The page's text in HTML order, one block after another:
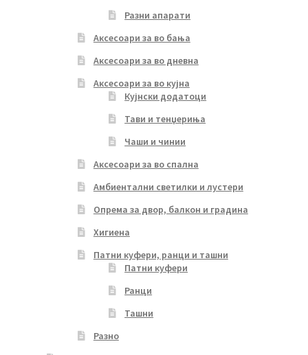
Разни апарати
Аксесоари за во бања
Аксесоари за во дневна
Аксесоари за во кујна
Кујнски додатоци
Тави и тенџериња
Чаши и чинии
Аксесоари за во спална
Амбиентални светилки и лустери
Опрема за двор, балкон и градина
Хигиена
Патни куфери, ранци и ташни
Патни куфери
Ранци
Ташни
Разно